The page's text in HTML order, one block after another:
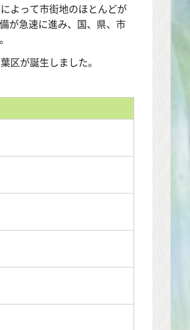
よって市街地のほとんどが
が急速に進み、国、県、市
区が誕生しました。